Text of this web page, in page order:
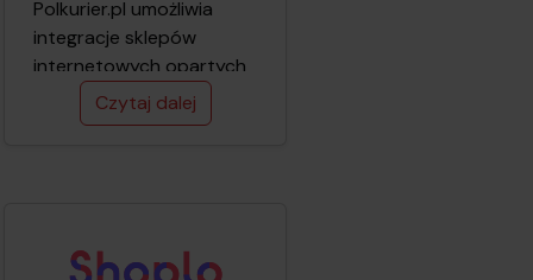
wysyłkowym.
Polkurier.pl umożliwia
integracje sklepów
internetowych opartych
o platformę
WooCommerce z naszą
dzięki któremu cały
Czytaj dalej